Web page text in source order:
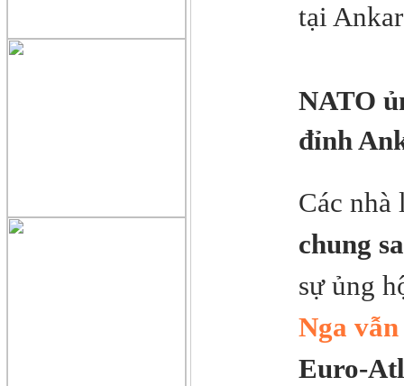
tại
NATO
đỉnh
Các
chung
sự ủng
Nga
Euro-